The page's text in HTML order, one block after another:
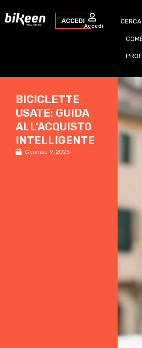
ACCEDI
Accedi
CERCA
BICICLETTE
USATE: GUIDA
ALL’ACQUISTO
INTELLIGENTE
Gennaio 9, 2025